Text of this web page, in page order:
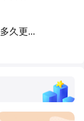
久更...